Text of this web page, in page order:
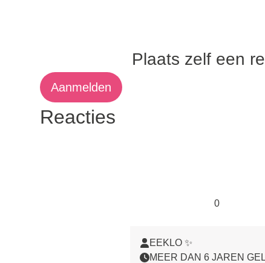
Plaats zelf een
Aanmelden
Reacties
0
EEKLO ✨
MEER DAN 6 JAREN